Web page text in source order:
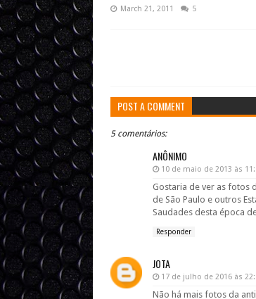
March 21, 2011 5
POST A COMMENT
5 comentários:
ANÔNIMO
10 de maio de 2013 às
Gostaria de ver as fotos
de São Paulo e outros
Saudades desta época
Responder
JOTA
17 de julho de 2016 às
Não há mais fotos da